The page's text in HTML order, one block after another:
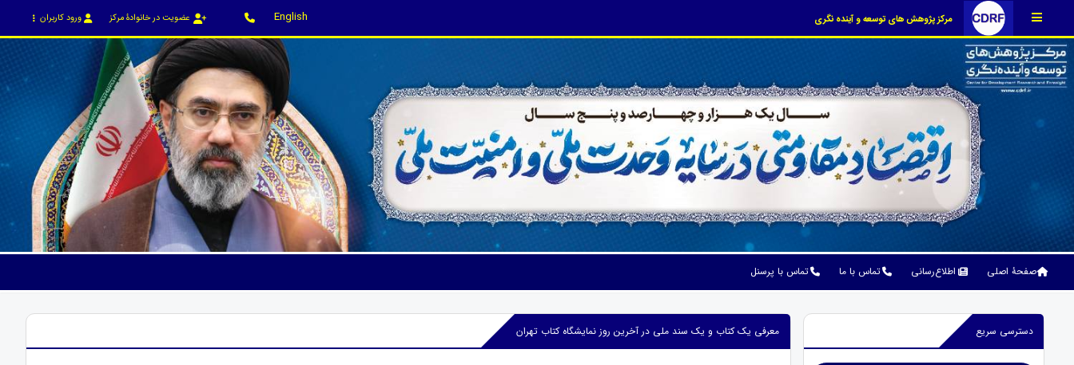
مرکز پژوهش های توسعه و آینده نگری English عضویت در خانوادۀ مرکز ورود کاربران
صفحۀ اصلی اطلاع‌رسانی تماس با ما تماس با پرسنل
دسترسی سریع معرفی یک کتاب و یک سند ملی در آخرین روز نمایشگاه کتاب تهران